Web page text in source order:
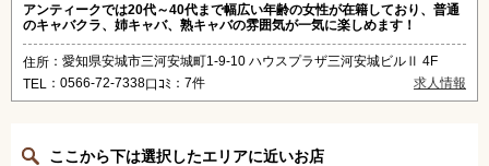
アンティークでは20代～40代まで幅広い年齢の女性が在籍しており、普通
のキャバクラ、姉キャバ、熟キャバの雰囲気が一気に楽しめます！
住所 ：愛知県安城市三河安城町1-9-10 ハウスプラザ三河安城ビルⅡ 4F
TEL ：0566-72-7338口ｺﾐ ：7件 求人情報
ここから下は選択したエリアに近いお店